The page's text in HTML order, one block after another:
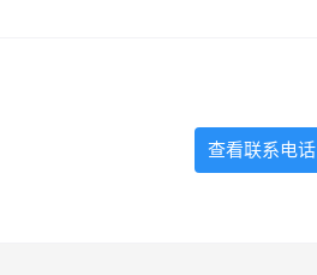
查看联系电话